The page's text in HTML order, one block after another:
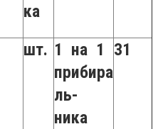
ка
шт. 1 на 1
прибира
ль-
ника
31